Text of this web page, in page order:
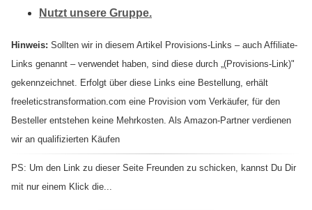
Nutzt unsere Gruppe.
Hinweis: Sollten wir in diesem Artikel Provisions-Links – auch Affiliate-
Links genannt – verwendet haben, sind diese durch „(Provisions-Link)"
gekennzeichnet. Erfolgt über diese Links eine Bestellung, erhält
freeleticstransformation.com eine Provision vom Verkäufer, für den
Besteller entstehen keine Mehrkosten. Als Amazon-Partner verdienen
wir an qualifizierten Käufen
PS: Um den Link zu dieser Seite Freunden zu schicken, kannst Du Dir
mit nur einem Klick die...